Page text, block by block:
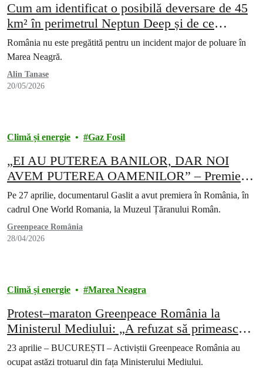
Cum am identificat o posibilă deversare de 45
km² în perimetrul Neptun Deep și de ce
autoritățile au închis cazul din birou
România nu este pregătită pentru un incident major de poluare în
Marea Neagră.
Alin Tanase
20/05/2026
Climă și energie Gaz Fosil
„EI AU PUTEREA BANILOR, DAR NOI
AVEM PUTEREA OAMENILOR” – Premiera
filmului documentar GASLIT în România
Pe 27 aprilie, documentarul Gaslit a avut premiera în România, în
cadrul One World Romania, la Muzeul Țăranului Român.
Greenpeace România
28/04/2026
Climă și energie Marea Neagra
Protest–maraton Greenpeace România la
Ministerul Mediului: „A refuzat să primească
cele peste 67.000 de semnături”
23 aprilie – BUCUREȘTI – Activiștii Greenpeace România au
ocupat astăzi trotuarul din fața Ministerului Mediului.